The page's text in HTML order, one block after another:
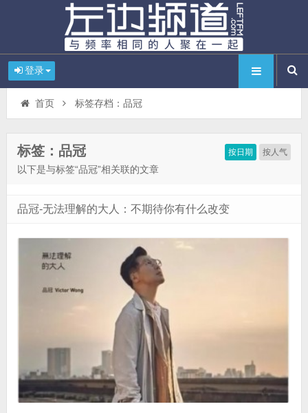
登录
首页 标签存档：品冠
按日期 按人气
标签：品冠
以下是与标签“品冠”相关联的文章
品冠-无法理解的大人：不期待你有什么改变